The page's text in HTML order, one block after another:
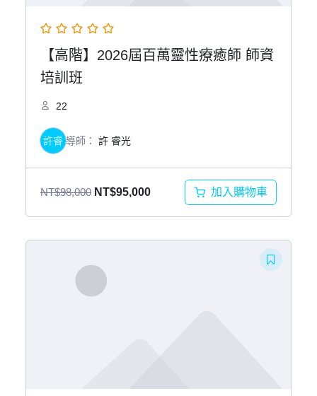
【高階】2026屆百萬靈性療癒師 師資
培訓班
22
許睿 導師： 許 睿光
NT$98,000 原
格：
NT$95,000目
格：
加入購物車